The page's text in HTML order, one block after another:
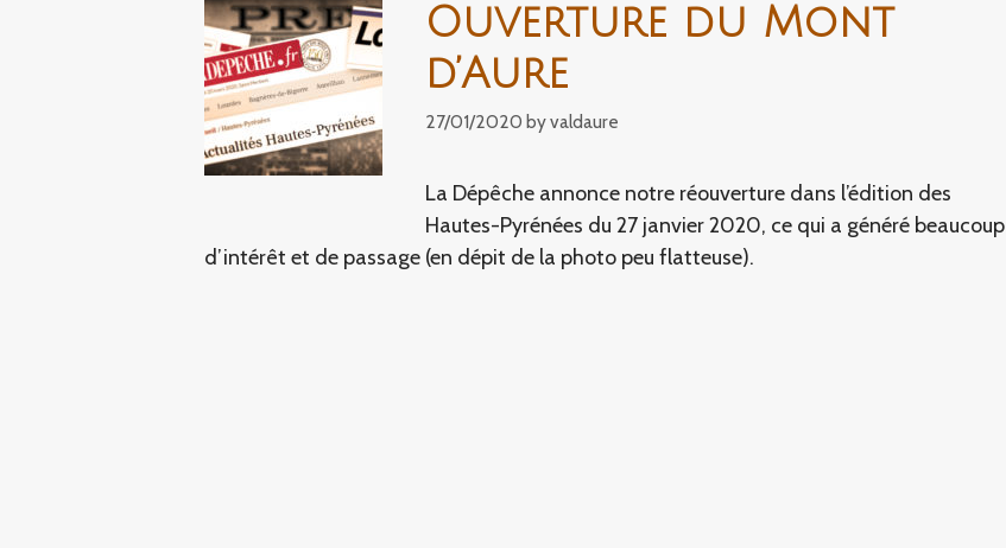
Ouverture du Mont
d’Aure
27/01/2020 byvaldaure
La Dépêche annonce notre réouverture dans l’édition des
Hautes-Pyrénées du 27 janvier 2020, ce qui a généré beaucoup
d’intérêt et de passage (en dépit de la photo peu flatteuse).